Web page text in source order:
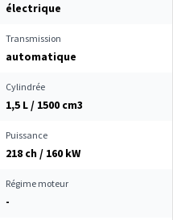
électrique
Transmission
automatique
Cylindrée
1,5 L / 1500 cm3
Puissance
218 ch / 160 kW
Régime moteur
-